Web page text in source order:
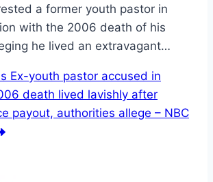
a former youth pastor in
with the 2006 death of his
he lived an extravagant…
Ex-youth pastor accused in
death lived lavishly after
payout, authorities allege – NBC